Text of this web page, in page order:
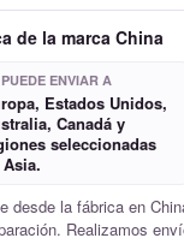
de la marca China
ENVIAR A
Estados Unidos,
Canadá y
seleccionadas
desde la fábrica en
Realizamos